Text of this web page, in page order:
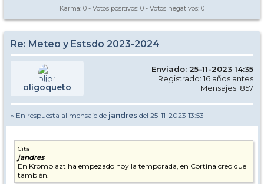
Karma: 0 - Votos positivos: 0 - Votos negativos: 0
Re: Meteo y Estsdo 2023-2024
oligoqueto
Enviado: 25-11-2023 14:35
Registrado: 16 años antes
Mensajes: 857
» En respuesta al mensaje de jandres del 25-11-2023 13:53
Cita
jandres
En Kromplazt ha empezado hoy la temporada, en Cortina creo que
también.